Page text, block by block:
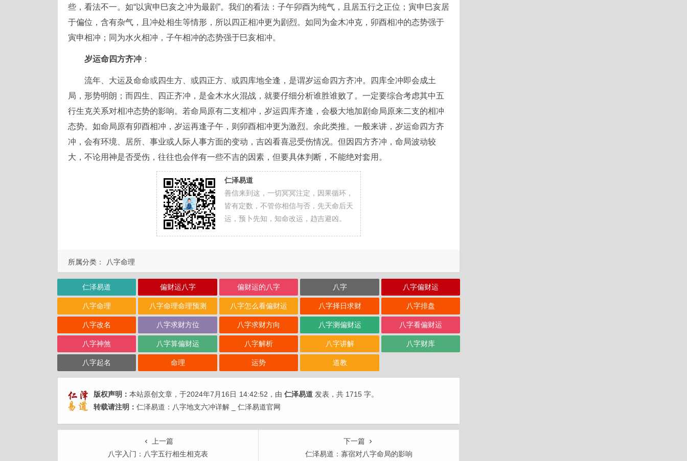
些，看法不一。如“以寅申巳亥之冲为最剧”。我们的看法：子午卯酉为纯气，且居五行之正位；寅申巳亥居
于偏位，含有杂气，且冲处相生等情形，所以四正相冲更为剧烈。如同为金木冲克，卯酉相冲的态势强于
寅申相冲；同为水火相冲，子午相冲的态势强于巳亥相冲。
岁运命四方齐冲 ：
流年、大运及命命或四生方、或四正方、或四库地全逢，是谓岁运命四方齐冲。四库全冲即会成土
局，形势明朗；而四生、四正齐冲，是金木水火混战，就要仔细分析谁胜谁败了。一定要综合考虑其中五
行生克关系对相冲态势的影响。若命局原有二支相冲，岁运四库齐逢，会极大地加剧命局原来二支的相冲
态势。如命局原有卯酉相冲，岁运再逢子午，则卯酉相冲更为激烈。余此类推。一般来讲，岁运命四方齐
冲，会有环境、居所、事业或人际人事方面的变动，吉凶看喜忌受伤情况。但因四方齐冲，命局波动较
大，不论用神是否受伤，往往也会伴有一些不吉的因素，但要具体判断，不能绝对套用。
仁泽易道
善信来到这，一切冥冥注定，因果循环，
皆有定数，不管你相信与否，先天命后天
运，预卜先知，知命改运，趋吉避凶。
所属分类： 八字命理
仁泽易道 偏财运八字 偏财运的八字 八字 八字偏财运
八字命理 八字命理命理预测 八字怎么看偏财运 八字择日求财 八字排盘
八字改名 八字求财方位 八字求财方向 八字测偏财运 八字看偏财运
八字神煞 八字算偏财运 八字解析 八字讲解 八字财库
八字起名 命理 运势 道教
版权声明： 本站原创文章，于2024年7月16日 14:42:52 ，由 仁泽易道 发表，共 1715 字。
转载请注明： 仁泽易道：八字地支六冲详解 _ 仁泽易道官网
上一篇
八字入门：八字五行相生相克表
下一篇
仁泽易道：寡宿对八字命局的影响